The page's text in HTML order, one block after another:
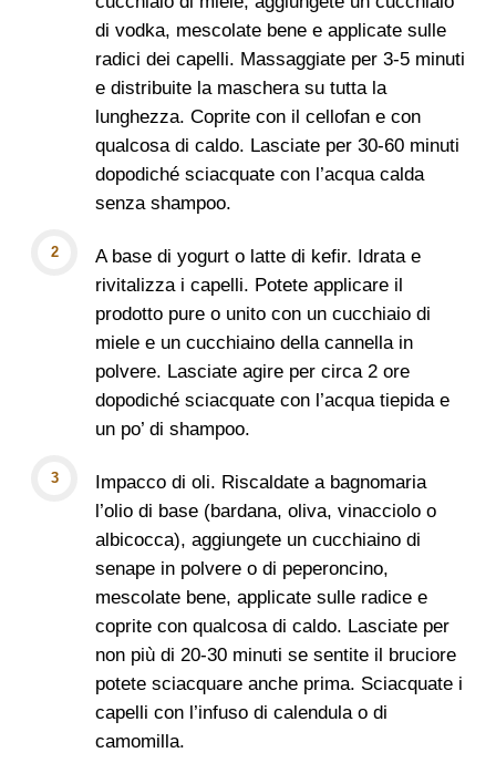
di vodka, mescolate bene e applicate sulle
radici dei capelli. Massaggiate per 3-5 minuti
e distribuite la maschera su tutta la
lunghezza. Coprite con il cellofan e con
qualcosa di caldo. Lasciate per 30-60 minuti
dopodiché sciacquate con l’acqua calda
senza shampoo.
A base di yogurt o latte di kefir. Idrata e
rivitalizza i capelli. Potete applicare il
prodotto pure o unito con un cucchiaio di
miele e un cucchiaino della cannella in
polvere. Lasciate agire per circa 2 ore
dopodiché sciacquate con l’acqua tiepida e
un po’ di shampoo.
Impacco di oli. Riscaldate a bagnomaria
l’olio di base (bardana, oliva, vinacciolo o
albicocca), aggiungete un cucchiaino di
senape in polvere o di peperoncino,
mescolate bene, applicate sulle radice e
coprite con qualcosa di caldo. Lasciate per
non più di 20-30 minuti se sentite il bruciore
potete sciacquare anche prima. Sciacquate i
capelli con l’infuso di calendula o di
camomilla.